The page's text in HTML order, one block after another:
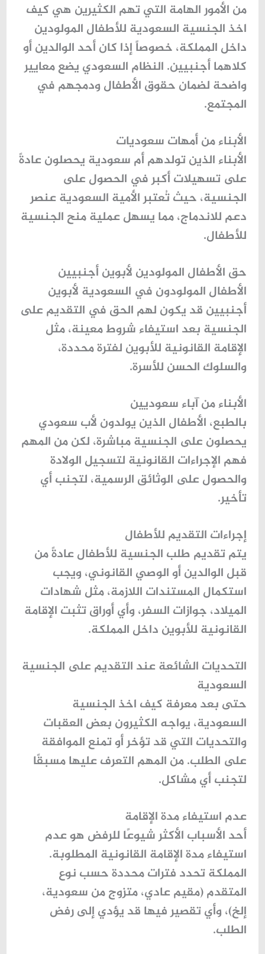
من الأمور الهامة التي تهم الكثيرين هي كيف
اخذ الجنسية السعودية للأطفال المولودين
داخل المملكة، خصوصاً إذا كان أحد الوالدين أو
كلاهما أجنبيين. النظام السعودي يضع معايير
واضحة لضمان حقوق الأطفال ودمجهم في
المجتمع.
الأبناء من أمهات سعوديات
الأبناء الذين تولدهمأم سعودية يحصلون عادةً
على تسهيلات أكبر في الحصول على
الجنسية، حيث تُعتبر الأمية السعودية عنصر
دعم للاندماج، مما يسهل عملية منح الجنسية
للأطفال.
حق الأطفال المولودين لأبوين أجنبيين
الأطفال المولودون في السعودية لأبوين
أجنبيين قد يكون لهم الحق في التقديم على
الجنسية بعد استيفاء شروط معينة، مثل
الإقامة القانونية للأبوين لفترة محددة،
والسلوك الحسن للأسرة.
الأبناء من آباء سعوديين
بالطبع، الأطفال الذين يولدون لأب سعودي
يحصلون على الجنسية مباشرة، لكن من المهم
فهم الإجراءات القانونية لتسجيل الولادة
والحصول على الوثائق الرسمية، لتجنب أي
تأخير.
إجراءات التقديم للأطفال
يتم تقديم طلب الجنسية للأطفال عادةً من
قبل الوالدين أو الوصي القانوني، ويجب
استكمال المستندات اللازمة، مثل شهادات
الميلاد، جوازات السفر، وأي أوراق تثبت الإقامة
القانونية للأبوين داخل المملكة.
التحديات الشائعة عند التقديم على الجنسية
السعودية
حتى بعد معرفة كيف اخذ الجنسية
السعودية، يواجه الكثيرون بعض العقبات
والتحديات التي قد تؤخر أو تمنع الموافقة
على الطلب. من المهم التعرف عليها مسبقًا
لتجنب أي مشاكل.
عدم استيفاء مدة الإقامة
أحد الأسباب الأكثر شيوعًا للرفض هوعدم
استيفاء مدة الإقامة القانونية المطلوبة.
المملكة تحدد فترات محددة حسب نوع
المتقدم (مقيم عادي، متزوج من سعودية،
إلخ)، وأي تقصير فيها قد يؤدي إلى رفض
الطلب.